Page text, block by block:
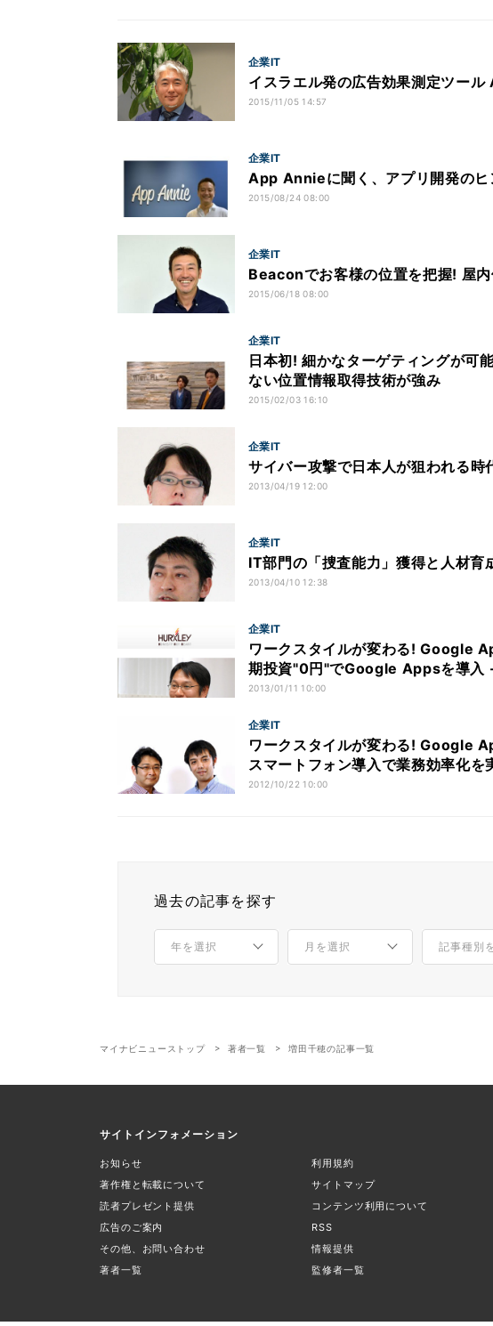
企業IT
イスラエル発の広告効果測定ツー
2015/11/05 14:57
企業IT
App Annieに聞く、アプリ開発の
2015/08/24 08:00
企業IT
Beaconでお客様の位置を把握! 屋
2015/06/18 08:00
企業IT
日本初! 細かなターゲティングが可
ない位置情報取得技術が強み
2015/02/03 16:10
企業IT
サイバー攻撃で日本人が狙われる
2013/04/19 12:00
企業IT
IT部門の「捜査能力」獲得と人材
2013/04/10 12:38
企業IT
ワークスタイルが変わる! Google
期投資"0円"でGoogle Appsを導入
2013/01/11 10:00
企業IT
ワークスタイルが変わる! Google
スマートフォン導入で業務効率化を
2012/10/22 10:00
過去の記事を探す
マイナビニューストップ 著者一覧 増田千穂の記事一覧
サイトインフォメーション
お知らせ 利用規約
著作権と転載について
サイトマップ
読者プレゼント提供
コンテンツ利用について
広告のご案内
RSS
その他、お問い合わせ
情報提供
著者一覧
監修者一覧